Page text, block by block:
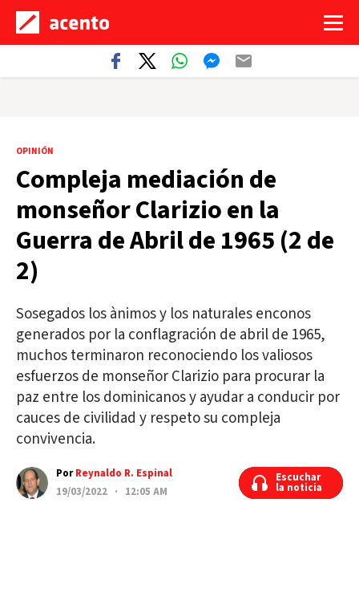
OPINIÓN
Compleja mediación de
monseñor Clarizio en la
Guerra de Abril de 1965 (2 de
2)
Sosegados los ànimos y los naturales enconos
generados por la conflagración de abril de 1965,
muchos terminaron reconociendo los valiosos
esfuerzos de monseñor Clarizio para procurar la
paz entre los dominicanos y ayudar a conducir por
cauces de civilidad y respeto su compleja
convivencia.
PorReynaldo R. Espinal
19/03/2022 · 12:05 AM
Escuchar
la noticia
Escuchar
la noticia